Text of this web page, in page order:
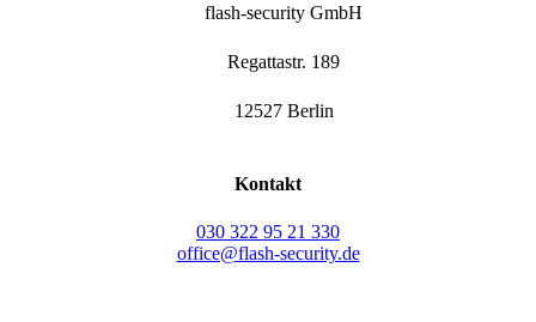
flash-security GmbH
Regattastr. 189
12527 Berlin
Kontakt
030 322 95 21 330
office@flash-security.de